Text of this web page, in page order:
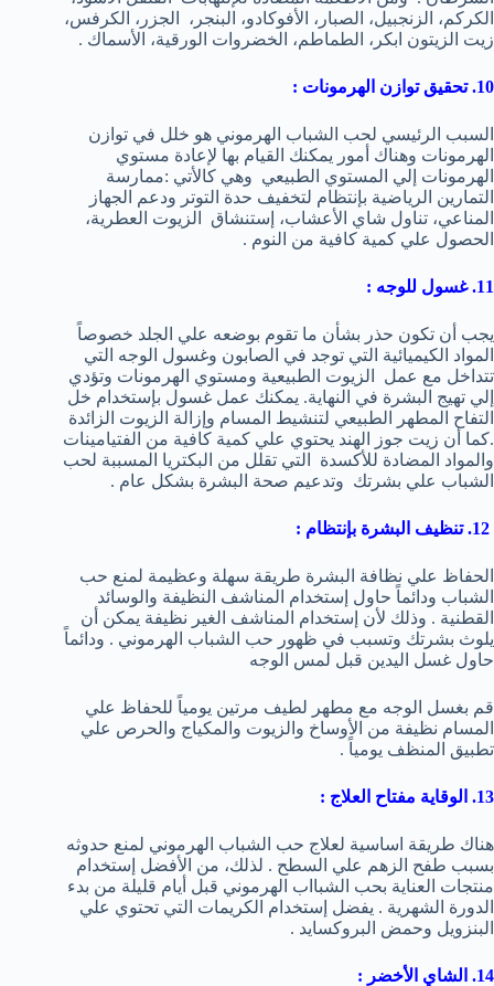
الكركم، الزنجبيل، الصبار، الأفوكادو، البنجر، الجزر، الكرفس،
زيت الزيتون ابكر، الطماطم، الخضروات الورقية، الأسماك .
10. تحقيق توازن الهرمونات :
السبب الرئيسي لحب الشباب الهرموني هو خلل في توازن
الهرمونات وهناك أمور يمكنك القيام بها لإعادة مستوي
الهرمونات إلي المستوي الطبيعي وهي كالأتي :ممارسة
التمارين الرياضية بإنتظام لتخفيف حدة التوتر ودعم الجهاز
المناعي، تناول شاي الأعشاب، إستنشاق الزيوت العطرية،
الحصول علي كمية كافية من النوم .
11. غسول للوجه :
يجب أن تكون حذر بشأن ما تقوم بوضعه علي الجلد خصوصاً
المواد الكيميائية التي توجد في الصابون وغسول الوجه التي
تتداخل مع عمل الزيوت الطبيعية ومستوي الهرمونات وتؤدي
إلي تهيج البشرة في النهاية. يمكنك عمل غسول بإستخدام خل
التفاح المطهر الطبيعي لتنشيط المسام وإزالة الزيوت الزائدة
.كما أن زيت جوز الهند يحتوي علي كمية كافية من الفتيامينات
والمواد المضادة للأكسدة التي تقلل من البكتريا المسببة لحب
الشباب علي بشرتك وتدعيم صحة البشرة بشكل عام .
الحفاظ علي نظافة البشرة طريقة سهلة وعظيمة لمنع حب
الشباب ودائماً حاول إستخدام المناشف النظيفة والوسائد
القطنية . وذلك لأن إستخدام المناشف الغير نظيفة يمكن أن
يلوث بشرتك وتسبب في ظهور حب الشباب الهرموني . ودائماً
حاول غسل اليدين قبل لمس الوجه
قم بغسل الوجه مع مطهر لطيف مرتين يومياً للحفاظ علي
المسام نظيفة من الأوساخ والزيوت والمكياج والحرص علي
تطبيق المنظف يومياً .
13. الوقاية مفتاح العلاج :
هناك طريقة اساسية لعلاج حب الشباب الهرموني لمنع حدوثه
بسبب طفح الزهم علي السطح . لذلك، من الأفضل إستخدام
منتجات العناية بحب الشبااب الهرموني قبل أيام قليلة من بدء
الدورة الشهرية . يفضل إستخدام الكريمات التي تحتوي علي
البنزويل وحمض البروكسايد .
14. الشاي الأخضر :